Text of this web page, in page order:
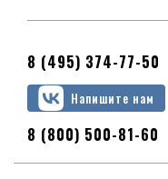
8 (495) 374-77-50
Напишите нам
8 (800) 500-81-60